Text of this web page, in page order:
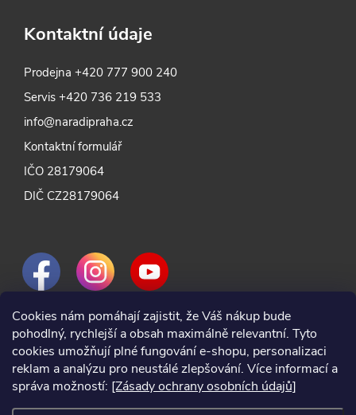
Cookies nám pomáhají zajistit, že Váš nákup bude
pohodlný, rychlejší a obsah maximálně relevantní. Tyto
cookies umožňují plné fungování e-shopu, personalizaci
reklam a analýzu pro neustálé zlepšování. Více informací a
správa možností: [Zásady ochrany osobních údajů]
Kontaktní údaje
Prodejna+420 777 900 240
Servis+420 736 219 533
info@naradipraha.cz
Kontaktní formulář
IČO 28179064
DIČ CZ28179064